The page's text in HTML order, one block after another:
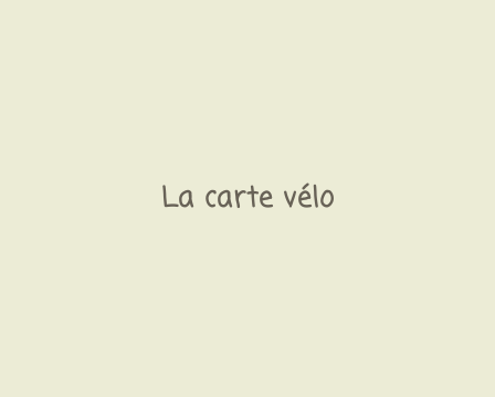
La carte vélo